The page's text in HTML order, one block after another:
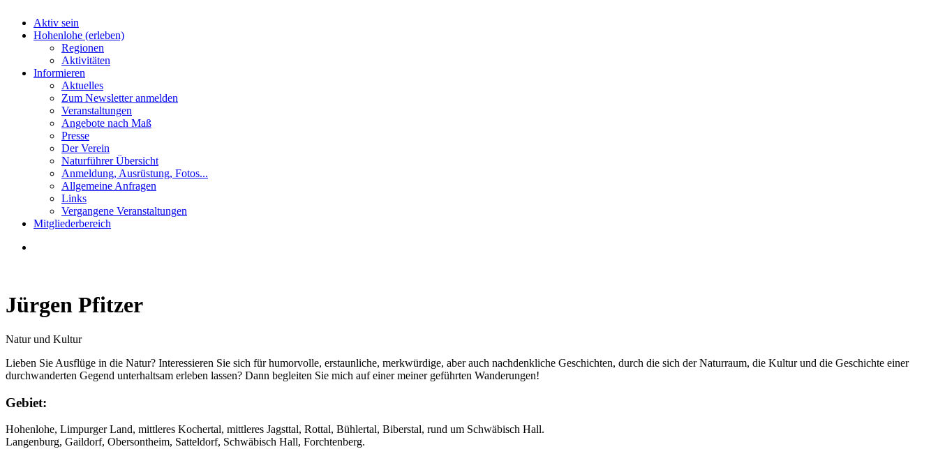
Aktiv sein
Hohenlohe (erleben)
Regionen
Aktivitäten
Informieren
Aktuelles
Zum Newsletter anmelden
Veranstaltungen
Angebote nach Maß
Presse
Der Verein
Naturführer Übersicht
Anmeldung, Ausrüstung, Fotos...
Allgemeine Anfragen
Links
Vergangene Veranstaltungen
Mitgliederbereich
Jürgen Pfitzer
Natur und Kultur
Lieben Sie Ausflüge in die Natur? Interessieren Sie sich für humorvolle, erstaunliche, merkwürdige, aber auch nachdenkliche Geschichten, durch die sich der Naturraum, die Kultur und die Geschichte einer
durchwanderten Gegend unterhaltsam erleben lassen? Dann begleiten Sie mich auf einer meiner geführten Wanderungen!
Gebiet:
Hohenlohe, Limpurger Land, mittleres Kochertal, mittleres Jagsttal, Rottal, Bühlertal, Biberstal, rund um Schwäbisch Hall.
Langenburg, Gaildorf, Obersontheim, Satteldorf, Schwäbisch Hall, Forchtenberg.